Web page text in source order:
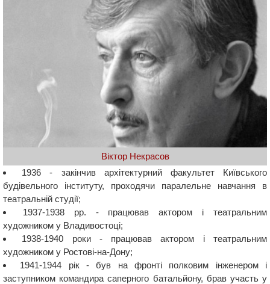
Віктор Некрасов
1936 - закінчив архітектурний факультет Київського
будівельного інституту, проходячи паралельне навчання в
театральній студії;
1937-1938 рр. - працював актором і театральним
художником у Владивостоці;
1938-1940 роки - працював актором і театральним
художником у Ростові-на-Дону;
1941-1944 рік - був на фронті полковим інженером і
заступником командира саперного батальйону, брав участь у